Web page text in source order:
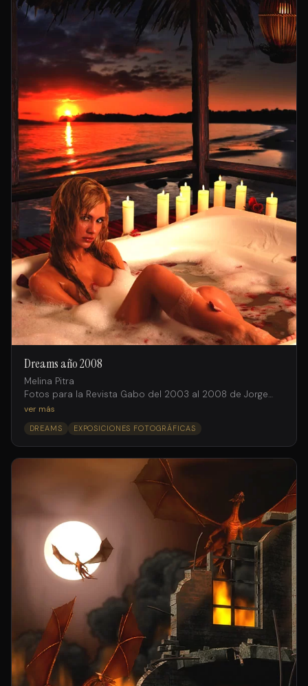
Dreams año 2008
Melina Pitra
Fotos para la Revista Gabo del 2003 al 2008 de Jorge
Salto intervenidas digitalmente por Facundo Iglesias
ver más
DREAMS EXPOSICIONES FOTOGRÁFICAS